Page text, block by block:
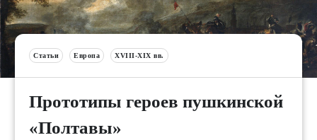
Статьи Европа XVIII-XIX вв.
Прототипы героев пушкинской
«Полтавы»